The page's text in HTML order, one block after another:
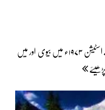
منگل ۱۷/اگسٹ ۱۹۷۶ء ریٹائرنگ روم۔ نئی دہلی ریلوے اسٹیشن ۱۹۷۳ء میں بیوی اور میں